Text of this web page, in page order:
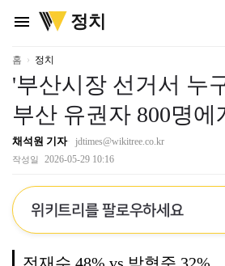
menu
위
키
정치
홈 정치
'부산시장 선거서 누
부산 유권자 800명
채석원 기자 jdtimes@wikitree.co.kr
작성일 2026-05-29 10:16
위키트리를 팔로우하세요